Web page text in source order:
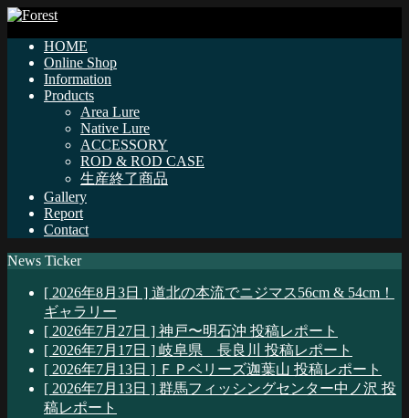
HOME
Online Shop
Information
Products
Area Lure
Native Lure
ACCESSORY
ROD & ROD CASE
生産終了商品
Gallery
Report
Contact
News Ticker
[ 2026年8月3日 ] 道北の本流でニジマス56cm & 54cm！
ギャラリー
[ 2026年7月27日 ] 神戸〜明石沖 投稿レポート
[ 2026年7月17日 ] 岐阜県 長良川 投稿レポート
[ 2026年7月13日 ] ＦＰベリーズ迦葉山 投稿レポート
[ 2026年7月13日 ] 群馬フィッシングセンター中ノ沢 投
稿レポート